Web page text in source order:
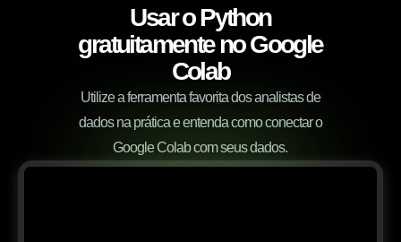
Usar o Python
gratuitamente no Google
Colab
Utilize a ferramenta favorita dos analistas de
dados na prática e entenda como conectar o
Google Colab com seus dados.